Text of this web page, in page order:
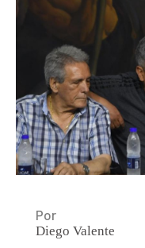
Por
Diego Valente